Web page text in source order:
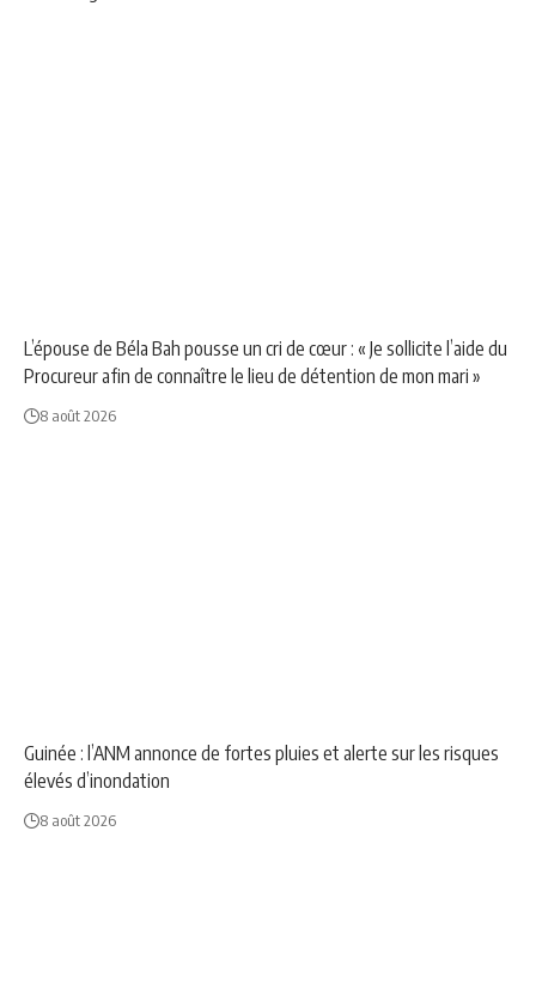
L’épouse de Béla Bah pousse un cri de cœur : « Je sollicite l’aide du
Procureur afin de connaître le lieu de détention de mon mari »
8 août 2026
Guinée : l’ANM annonce de fortes pluies et alerte sur les risques
élevés d’inondation
8 août 2026